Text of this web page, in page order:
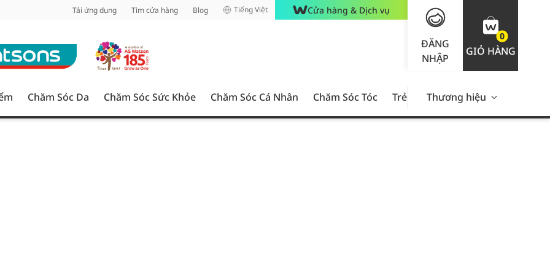
Tải ứng dụng Tìm cửa hàng Blog Tiếng Việt Cửa hàng & Dịch vụ
ĐĂNG
NHẬP
0
GIỎ HÀNG
Chăm Sóc Da Chăm Sóc Sức Khỏe Chăm Sóc Cá Nhân Chăm Sóc Tóc Trẻ Em Nam Giới Chăm Sóc
Thương hiệu